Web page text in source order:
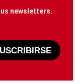
newsletters.